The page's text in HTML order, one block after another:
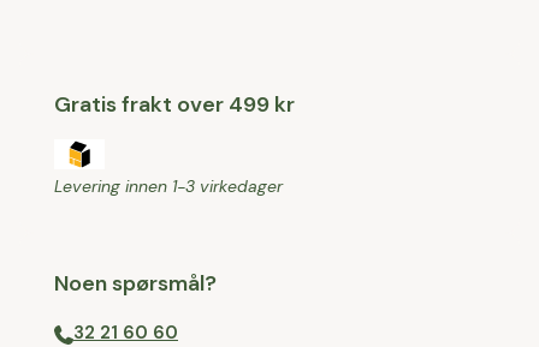
Gratis frakt over 499 kr
Levering innen 1-3 virkedager
Noen spørsmål?
32 21 60 60